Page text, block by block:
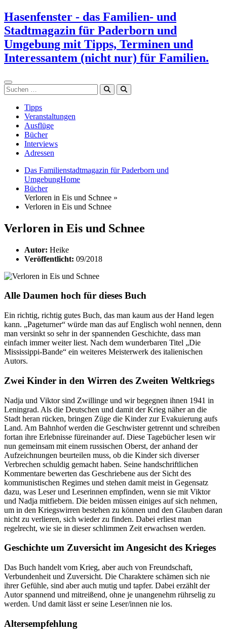
Zum
Inhalt
springen
Hasenfenster - das Familien- und
Stadtmagazin für Paderborn und
Umgebung mit Tipps, Terminen und
Interessantem (nicht nur) für Familien.
Suchen
Tipps
Veranstaltungen
Ausflüge
Bücher
Interviews
Adressen
Das Familienstadtmagazin für Paderborn und
UmgebungHome
Bücher
Verloren in Eis und Schnee »
Verloren in Eis und Schnee
Verloren in Eis und Schnee
Autor: Heike
Veröffentlicht: 09/2018
Alle Daumen hoch für dieses Buch
Ein richtig, richtig gutes Buch, das man kaum aus der Hand legen
kann. „Pageturner“ würde man das auf Englisch wohl nennen, denn
man versinkt so sehr in der spannenden Geschichte, dass man
einfach immer weiter liest. Nach dem wunderbaren Titel „Die
Mississippi-Bande“ ein weiteres Meisterwerk des italienischen
Autors.
Zwei Kinder in den Wirren des Zweiten Weltkriegs
Nadja und Viktor sind Zwillinge und wir begegnen ihnen 1941 in
Leningrad. Als die Deutschen und damit der Krieg näher an die
Stadt heran rücken, bringen Züge die Kinder zur Evakuierung aufs
Land. Am Bahnhof werden die Geschwister getrennt und schreiben
fortan ihre Erlebnisse füreinander auf. Diese Tagebücher lesen wir
nun gemeinsam mit einem russischen Oberst, der anhand der
Aufzeichnungen beurteilen muss, ob die Kinder sich diverser
Verbrechen schuldig gemacht haben. Seine handschriftlichen
Kommentare bewerten das Geschriebene aus der Sicht des
kommunistischen Regimes und stehen damit meist in Gegensatz
dazu, was Leser und Leserinnen empfinden, wenn sie mit Viktor
und Nadja mitfiebern. Die beiden müssen einiges auf sich nehmen,
um in den Kriegswirren bestehen zu können und den Glauben daran
nicht zu verlieren, sich wieder zu finden. Dabei erliest man
regelrecht, wie sie in dieser schlimmen Zeit erwachsen werden.
Geschichte um Zuversicht im Angesicht des Krieges
Das Buch handelt vom Krieg, aber auch von Freundschaft,
Verbundenheit und Zuversicht. Die Charaktere schämen sich nie
ihrer Gefühle, sind aber auch mutig und tapfer. Dabei erzählt der
Autor spannend und mitreißend, ohne je unangenehm rührselig zu
werden. Und damit lässt er seine Leser/innen nie los.
Altersempfehlung